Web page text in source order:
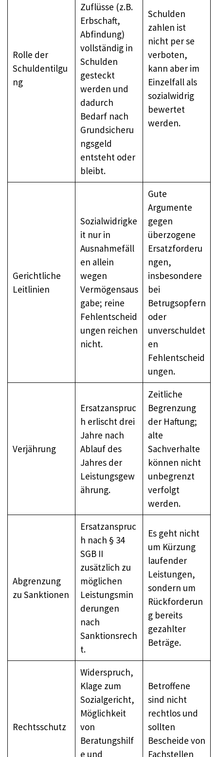
Rolle der
Schuldentilgu
ng
Zuflüsse (z.B.
Erbschaft,
Abfindung)
vollständig in
Schulden
gesteckt
werden und
dadurch
Bedarf nach
Grundsicheru
ngsgeld
entsteht oder
bleibt.
Schulden
zahlen ist
nicht per se
verboten,
kann aber im
Einzelfall als
sozialwidrig
bewertet
werden.
Gerichtliche
Leitlinien
Sozialwidrigke
it nur in
Ausnahmefäll
en allein
wegen
Vermögensaus
gabe; reine
Fehlentscheid
ungen reichen
nicht.
Gute
Argumente
gegen
überzogene
Ersatzforderu
ngen,
insbesondere
bei
Betrugsopfern
oder
unverschuldet
en
Fehlentscheid
ungen.
Verjährung
Ersatzanspruc
h erlischt drei
Jahre nach
Ablauf des
Jahres der
Leistungsgew
ährung.
Zeitliche
Begrenzung
der Haftung;
alte
Sachverhalte
können nicht
unbegrenzt
verfolgt
werden.
Abgrenzung
zu Sanktionen
Ersatzanspruc
h nach § 34
SGB II
zusätzlich zu
möglichen
Leistungsmin
derungen
nach
Sanktionsrech
t.
Es geht nicht
um Kürzung
laufender
Leistungen,
sondern um
Rückforderun
g bereits
gezahlter
Beträge.
Rechtsschutz
Widerspruch,
Klage zum
Sozialgericht,
Möglichkeit
von
Beratungshilf
e und
Betroffene
sind nicht
rechtlos und
sollten
Bescheide von
Fachstellen